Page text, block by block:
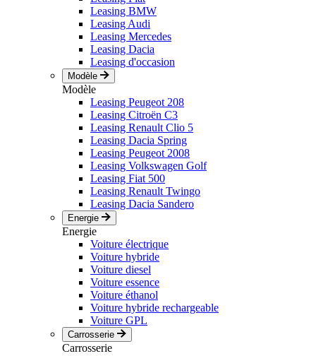
Leasing BMW
Leasing Audi
Leasing Mercedes
Leasing Dacia
Leasing d'occasion
Modèle
Modèle
Leasing Peugeot 208
Leasing Citroën C3
Leasing Renault Clio 5
Leasing Dacia Spring
Leasing Peugeot 2008
Leasing Volkswagen Golf
Leasing Fiat 500
Leasing Renault Twingo
Leasing Dacia Sandero
Energie
Energie
Voiture électrique
Voiture hybride
Voiture diesel
Voiture essence
Voiture éthanol
Voiture hybride rechargeable
Voiture GPL
Carrosserie
Carrosserie